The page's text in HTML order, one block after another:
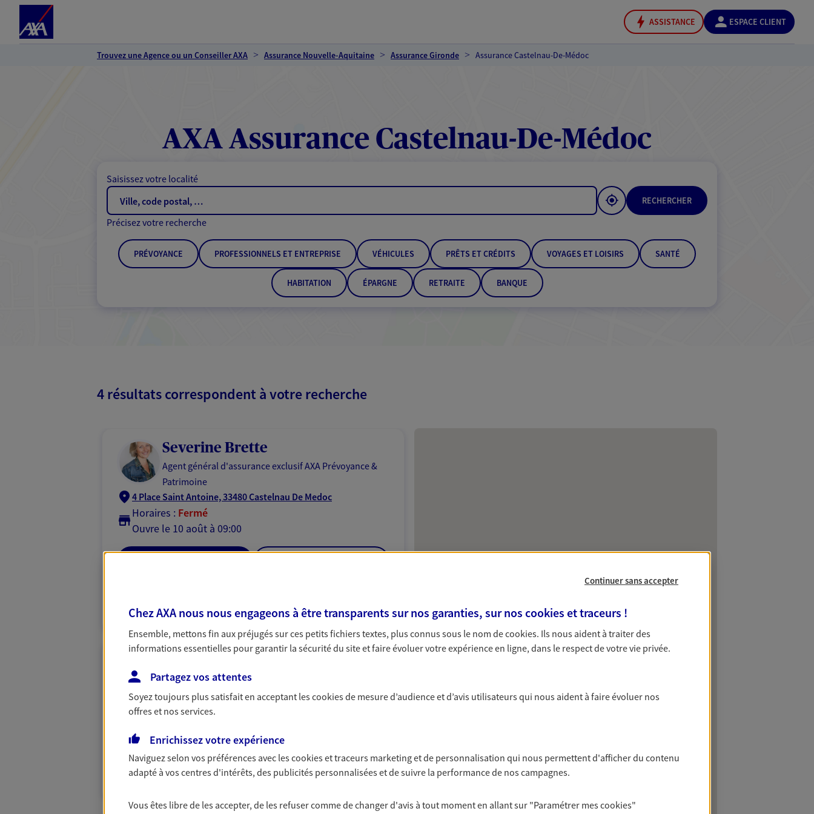
ASSISTANCE ESPACE CLIENT
Trouvez une Agence ou un Conseiller AXA Assurance Nouvelle-Aquitaine Assurance Gironde Assurance Castelnau-De-Médoc
AXA Assurance Castelnau-De-Médoc
Saisissez votre localité
RECHERCHER
Précisez votre recherche
PRÉVOYANCE PROFESSIONNELS ET ENTREPRISE VÉHICULES PRÊTS ET CRÉDITS VOYAGES ET LOISIRS SANTÉ
HABITATION ÉPARGNE RETRAITE BANQUE
4 résultats correspondent à votre recherche
Severine Brette
Agent général d'assurance exclusif AXA Prévoyance &
Patrimoine
4 Place Saint Antoine, 33480 Castelnau De Medoc
Horaires : Fermé
Ouvre le 10 août à 09:00
N° Orias * (orias.fr) : 12068769
Conseiller AXA Epargne et Protection
33480 Castelnau De Medoc
07 86 40 00 54
VOIR NOTRE SITE WEB
Continuer sans accepter
Chez AXA nous nous engageons à être transparents sur nos garanties, sur nos cookies et traceurs !
Ensemble, mettons fin aux préjugés sur ces petits fichiers textes, plus connus sous le nom decookies. Ils nous aident à traiter des
informations essentielles pour garantir la sécurité du site et faire évoluer votre expérience en ligne, dans le respect de votre vie privée.
Partagez vos attentes
Soyez toujours plus satisfait en acceptant lescookiesde mesure d’audience et d’avis utilisateurs qui nous aident à faire évoluer nos
offres et nos services.
Enrichissez votre expérience
Naviguez selon vos préférences avec lescookies et traceurs marketing et de personnalisation qui nous permettent d'afficher du contenu
adapté à vos centres d'intérêts, des publicités personnalisées et de suivre la performance de nos campagnes.
Vous êtes libre de les accepter, de les refuser comme de changer d'avis à tout moment en allant sur "Paramétrer mescookies"